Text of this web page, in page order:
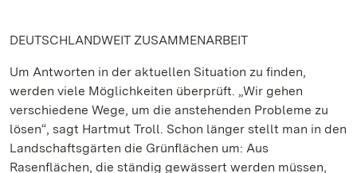
DEUTSCHLANDWEIT ZUSAMMENARBEIT
Um Antworten in der aktuellen Situation zu finden,
werden viele Möglichkeiten überprüft. „Wir gehen
verschiedene Wege, um die anstehenden Probleme zu
lösen“, sagt Hartmut Troll. Schon länger stellt man in den
Landschaftsgärten die Grünflächen um: Aus
Rasenflächen, die ständig gewässert werden müssen,